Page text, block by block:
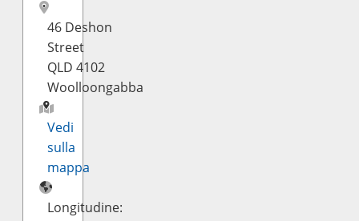
46 Deshon
Street
QLD 4102
Woolloongabba
Vedi
sulla
mappa
Longitudine: